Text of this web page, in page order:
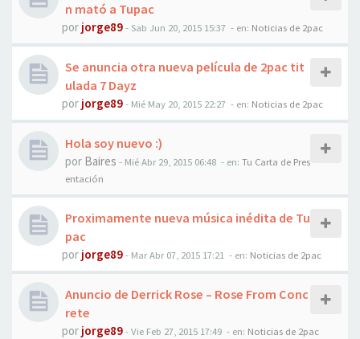
n mató a Tupac
por jorge89- Sab Jun 20, 2015 15:37 - en: Noticias de 2pac
Se anuncia otra nueva película de 2pac tit
ulada 7 Dayz
por jorge89- Mié May 20, 2015 22:27 - en: Noticias de 2pac
Hola soy nuevo :)
por Baires - Mié Abr 29, 2015 06:48 - en: Tu Carta de Pres
entación
Proximamente nueva música inédita de Tu
pac
por jorge89- Mar Abr 07, 2015 17:21 - en: Noticias de 2pac
Anuncio de Derrick Rose – Rose From Conc
rete
por jorge89-Vie Feb 27, 2015 17:49 - en: Noticias de 2pac